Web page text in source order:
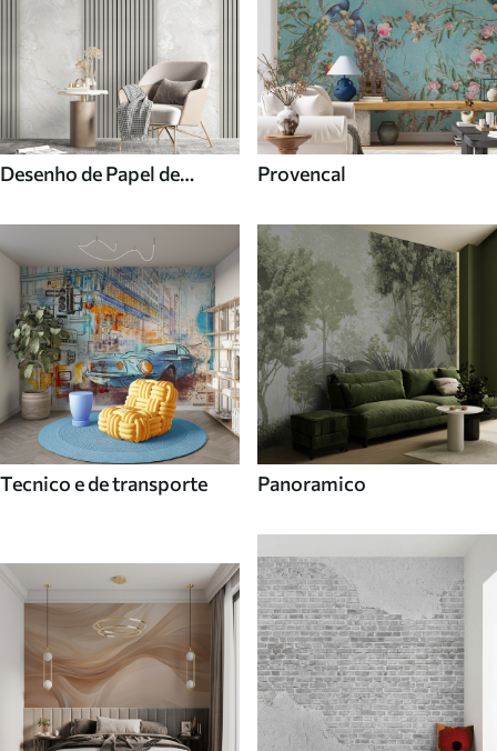
Desenho de Papel de
Provencal
Tecnico e de transporte Panoramico